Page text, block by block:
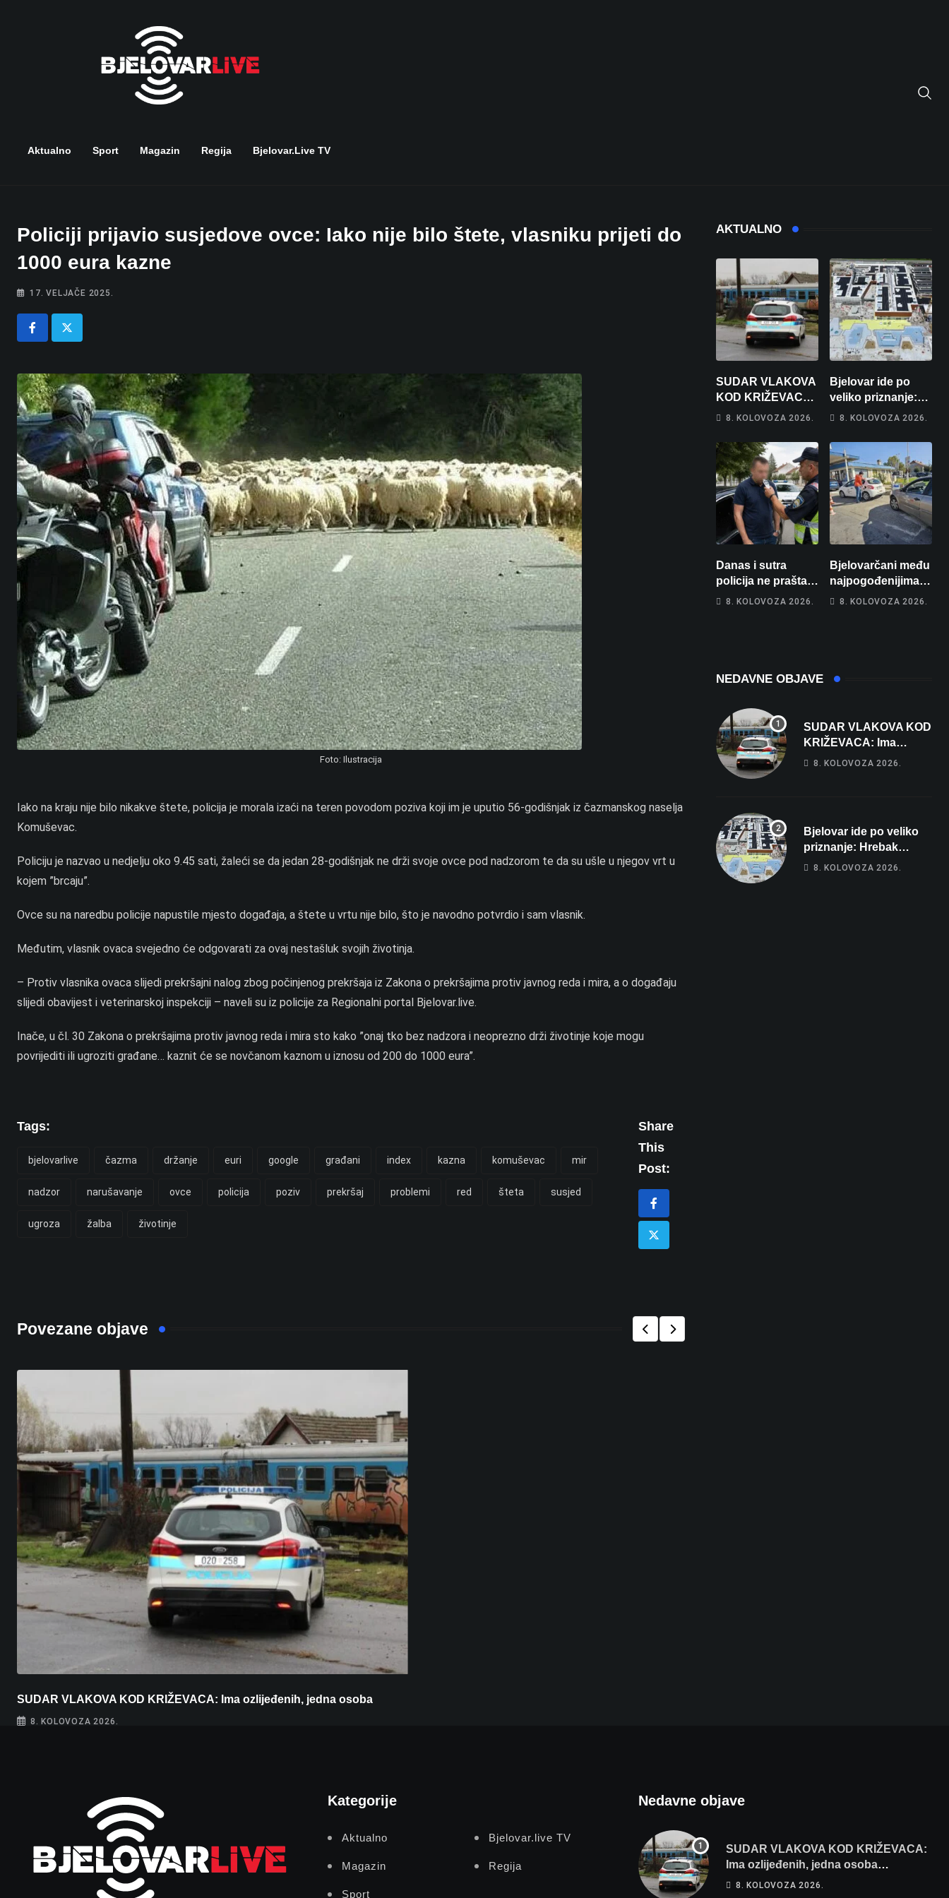
Aktualno Sport Magazin Regija Bjelovar.live TV
Policiji prijavio susjedove ovce: Iako nije bilo štete, vlasniku prijeti do
1000 eura kazne
17. VELJAČE 2025.
Foto: Ilustracija
Iako na kraju nije bilo nikakve štete, policija je morala izaći na teren povodom poziva koji im je uputio 56-godišnjak iz čazmanskog naselja
Komuševac.
Policiju je nazvao u nedjelju oko 9.45 sati, žaleći se da jedan 28-godišnjak ne drži svoje ovce pod nadzorom te da su ušle u njegov vrt u
kojem ”brcaju”.
Ovce su na naredbu policije napustile mjesto događaja, a štete u vrtu nije bilo, što je navodno potvrdio i sam vlasnik.
Međutim, vlasnik ovaca svejedno će odgovarati za ovaj nestašluk svojih životinja.
– Protiv vlasnika ovaca slijedi prekršajni nalog zbog počinjenog prekršaja iz Zakona o prekršajima protiv javnog reda i mira, a o događaju
slijedi obavijest i veterinarskoj inspekciji – naveli su iz policije za Regionalni portal Bjelovar.live.
Inače, u čl. 30 Zakona o prekršajima protiv javnog reda i mira sto kako ”onaj tko bez nadzora i neoprezno drži životinje koje mogu
povrijediti ili ugroziti građane… kaznit će se novčanom kaznom u iznosu od 200 do 1000 eura”.
Tags:
bjelovarlive čazma držanje euri google građani index kazna komuševac mir
nadzor narušavanje ovce policija poziv prekršaj problemi red šteta susjed
ugroza žalba životinje
Share
This
Post:
Povezane objave
SUDAR VLAKOVA KOD KRIŽEVACA: Ima ozlijeđenih, jedna osoba
8. KOLOVOZA 2026.
AKTUALNO
SUDAR VLAKOVA
KOD KRIŽEVACA:
Ima ozlijeđenih,
odvezena
helikopterom
8. KOLOVOZA 2026.
Bjelovar ide po
veliko priznanje:
Hrebak danas u
Wellovar za
domaćina
Europskog
prvenstva
8. KOLOVOZA 2026.
Danas i sutra
policija ne prašta:
Na cestama su
8. KOLOVOZA 2026.
Bjelovarčani među
najpogođenijima:
Gorivo im pojede
8. KOLOVOZA 2026.
NEDAVNE OBJAVE
SUDAR VLAKOVA KOD
KRIŽEVACA: Ima
ozlijeđenih, jedna
8. KOLOVOZA 2026.
Bjelovar ide po veliko
priznanje: Hrebak
danas u Parizu
8. KOLOVOZA 2026.
Kategorije
Aktualno Bjelovar.live TV
Magazin Regija
Sport
Nedavne objave
SUDAR VLAKOVA KOD KRIŽEVACA:
Ima ozlijeđenih, jedna osoba
odvezena helikopterom
8. KOLOVOZA 2026.